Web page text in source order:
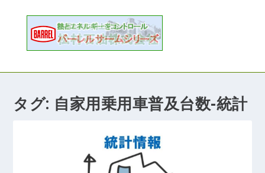
タグ: 自家用乗用車普及台数-統計